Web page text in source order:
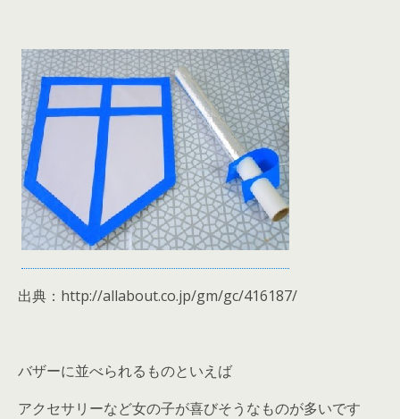
出典：http://allabout.co.jp/gm/gc/416187/
バザーに並べられるものといえば
アクセサリーなど女の子が喜びそうなものが多いです